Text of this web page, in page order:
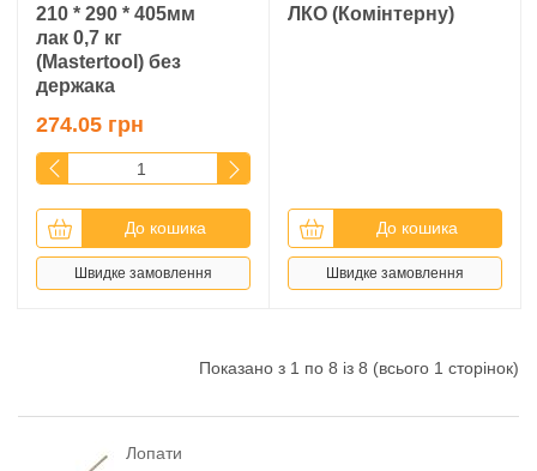
210 * 290 * 405мм
лак 0,7 кг
(Mastertool) без
держака
274.05 грн
До кошика
Швидке замовлення
ЛКО (Комінтерну)
До кошика
Швидке замовлення
Показано з 1 по 8 із 8 (всього 1 сторінок)
Лопати